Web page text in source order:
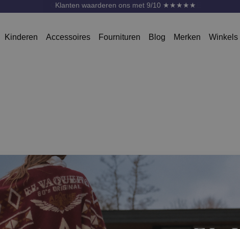
Gratis verzending vanaf 75 Euro * m.u.v. SALE
Kinderen Accessoires Fournituren Blog Merken Winkels